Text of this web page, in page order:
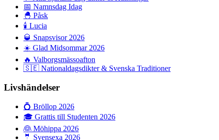
📅 Namnsdag Idag
🐣 Påsk
🕯️ Lucia
🥃 Snapsvisor 2026
☀️ Glad Midsommar 2026
🔥 Valborgsmässoafton
🇸🇪 Nationaldagsdikter & Svenska Traditioner
Livshändelser
💍 Bröllop 2026
🎓 Grattis till Studenten 2026
👰 Möhippa 2026
🤵 Svensexa 2026